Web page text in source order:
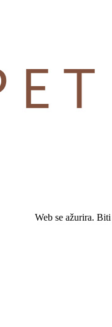
Web se ažurira.